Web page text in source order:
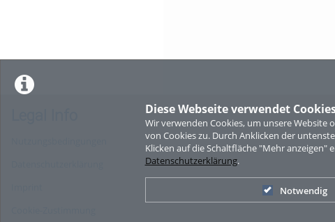
Diese Webseite verwendet
Wir verwenden Cookies, um unsere Website
von Cookies zu. Durch Anklicken der
Klicken auf die Schaltfläche "Mehr
Datenschutzerklärung.
Notwendig